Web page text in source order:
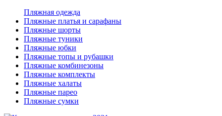
Пляжная одежда
Пляжные платья и сарафаны
Пляжные шорты
Пляжные туники
Пляжные юбки
Пляжные топы и рубашки
Пляжные комбинезоны
Пляжные комплекты
Пляжные халаты
Пляжные парео
Пляжные сумки